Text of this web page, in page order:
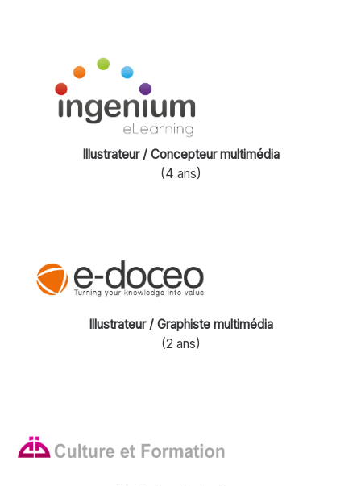
Illustrateur / Concepteur multimédia
(4 ans)
Illustrateur / Graphiste multimédia
(2 ans)